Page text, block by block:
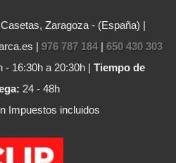
Zaragoza - (España) |
| 976 787 184| 650 430 303
- 16:30h a 20:30h | Tiempo de
24 - 48h
Impuestos incluidos